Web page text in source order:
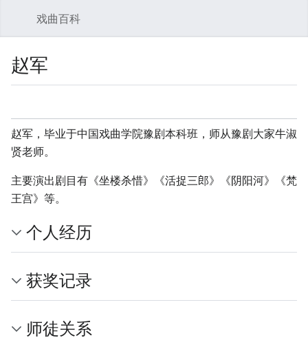
戏曲百科
赵军
赵军，毕业于中国戏曲学院豫剧本科班，师从豫剧大家牛淑
贤老师。
主要演出剧目有《坐楼杀惜》《活捉三郎》《阴阳河》《梵
王宫》等。
个人经历
获奖记录
师徒关系